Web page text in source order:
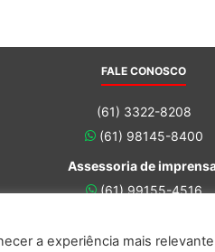
FALE CONOSCO
(61) 3322-8208
(61) 98145-8400
Assessoria de
(61) 99155-4516
a experiência mais